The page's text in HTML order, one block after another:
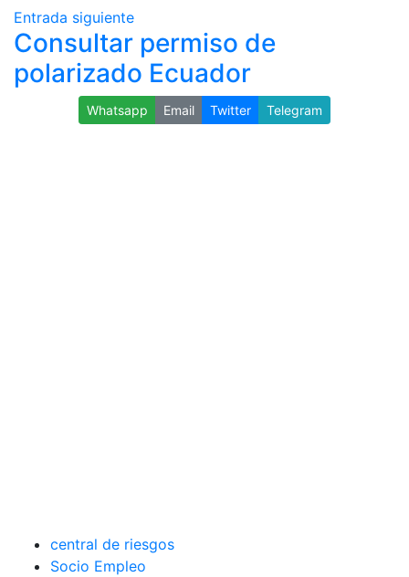
Entrada siguiente
Consultar permiso de
polarizado Ecuador
Whatsapp Email Twitter Telegram
central de riesgos
Socio Empleo